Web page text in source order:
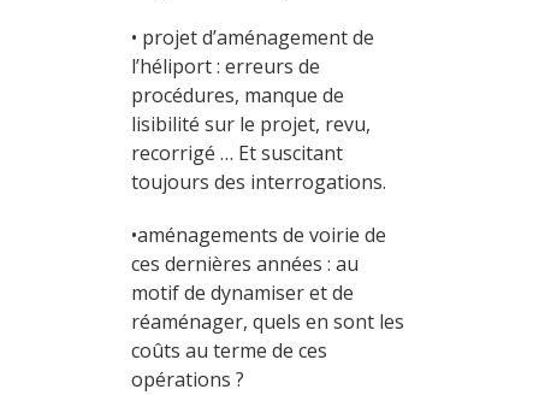
• projet d’aménagement de
l’héliport : erreurs de
procédures, manque de
lisibilité sur le projet, revu,
recorrigé … Et suscitant
toujours des interrogations.
•aménagements de voirie de
ces dernières années : au
motif de dynamiser et de
réaménager, quels en sont les
coûts au terme de ces
opérations ?